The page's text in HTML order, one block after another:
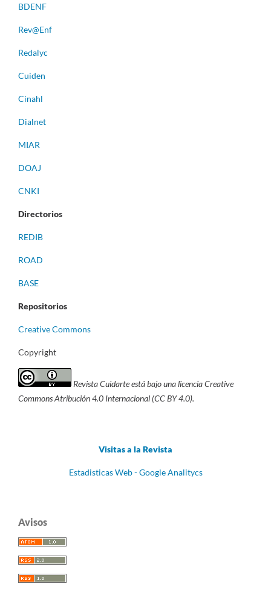
BDENF
Rev@Enf
Redalyc
Cuiden
Cinahl
Dialnet
MIAR
DOAJ
CNKI
Directorios
REDIB
ROAD
BASE
Repositorios
Creative Commons
Copyright
Revista Cuidarte está bajo una licencia Creative
Commons Atribución 4.0 Internacional (CC BY 4.0).
Visitas a la Revista
Estadisticas Web - Google Analitycs
Avisos